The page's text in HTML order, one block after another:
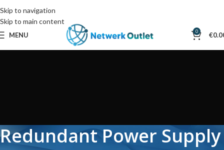
Skip to navigation
Skip to main content
MENU 0 €
Redundant Power Supply